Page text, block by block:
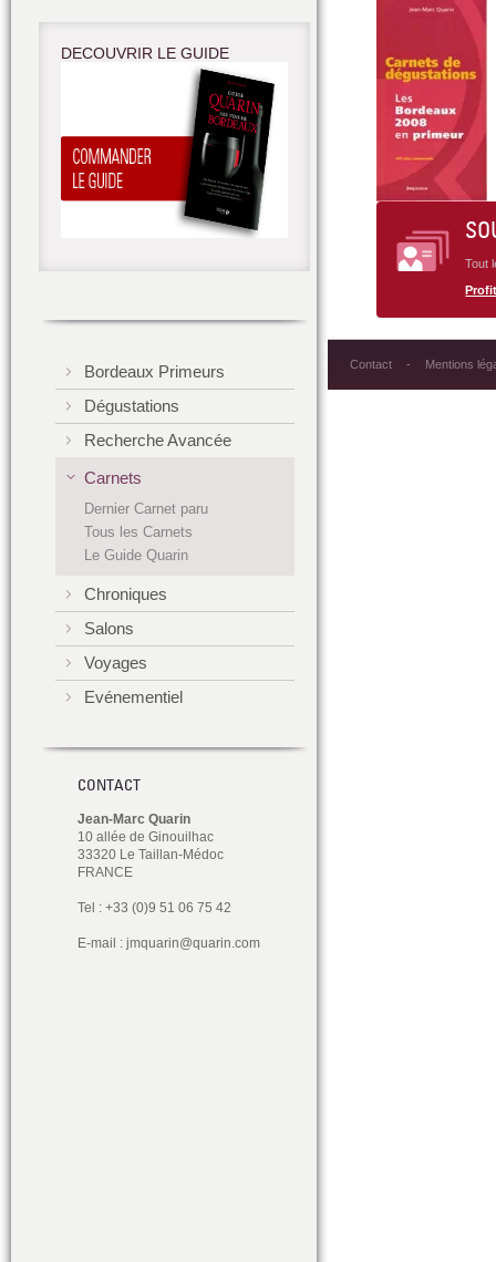
Tout
Contact Mentions
DECOUVRIR LE GUIDE
Bordeaux Primeurs
Dégustations
Recherche Avancée
Carnets
Dernier Carnet paru
Tous les Carnets
Le Guide Quarin
Chroniques
Salons
Voyages
Evénementiel
CONTACT
Jean-Marc Quarin
10 allée de Ginouilhac
33320 Le Taillan-Médoc
FRANCE
Tel : +33 (0)9 51 06 75 42
E-mail : jmquarin@quarin.com